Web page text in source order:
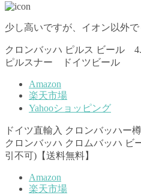
少し高いですが、イオン以外で
クロンバッハ ピルス ビール
ピルスナー ドイツビール
Amazon
楽天市場
Yahooショッピング
ドイツ直輸入 クロンバッハー
クロンバッハ クロムバッハ ビ
引不可)【送料無料】
Amazon
楽天市場